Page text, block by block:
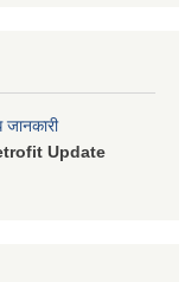
Update